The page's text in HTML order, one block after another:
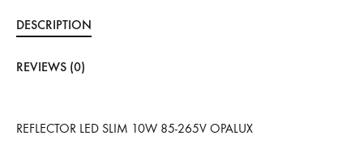
DESCRIPTION
REVIEWS (0)
REFLECTOR LED SLIM 10W 85-265V OPALUX